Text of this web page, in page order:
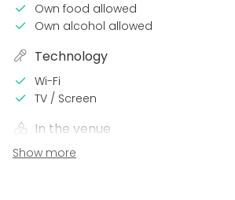
Own food allowed
Own alcohol allowed
Technology
Wi-Fi
TV / Screen
In the venue
Wheelchair accessible
Show more